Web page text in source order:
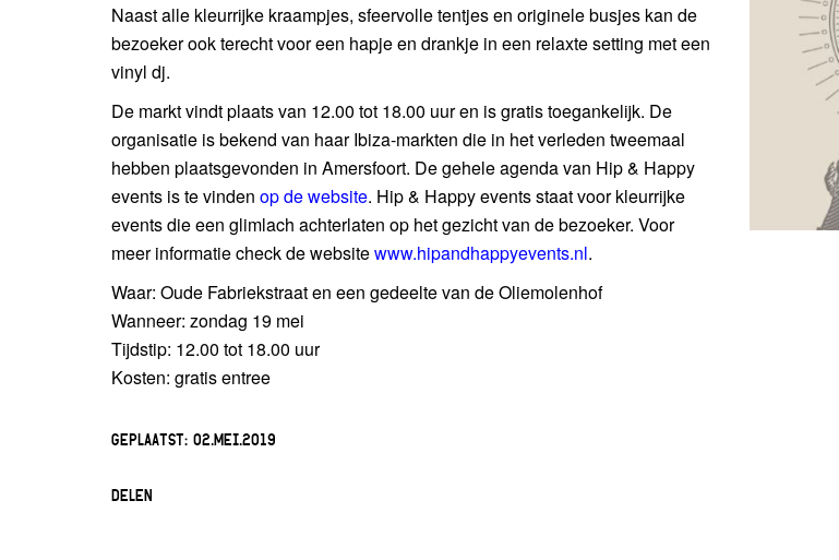
Naast alle kleurrijke kraampjes, sfeervolle tentjes en originele busjes kan de
bezoeker ook terecht voor een hapje en drankje in een relaxte setting met een
vinyl dj.
De markt vindt plaats van 12.00 tot 18.00 uur en is gratis toegankelijk. De
organisatie is bekend van haar Ibiza-markten die in het verleden tweemaal
hebben plaatsgevonden in Amersfoort. De gehele agenda van Hip & Happy
events is te vinden op de website. Hip & Happy events staat voor kleurrijke
events die een glimlach achterlaten op het gezicht van de bezoeker. Voor
meer informatie check de websitewww.hipandhappyevents.nl.
Waar: Oude Fabriekstraat en een gedeelte van de Oliemolenhof
Wanneer: zondag 19 mei
Tijdstip: 12.00 tot 18.00 uur
Kosten: gratis entree
GEPLAATST: 02.MEI.2019
DELEN